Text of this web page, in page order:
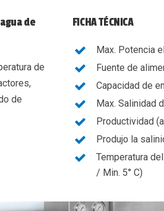
de
de
de
FICHA TÉCNICA
Max. Potencia
Fuente de
Capacidad de
Max. Salinidad
Productividad
Produjo la
Temperatura
/ Min. 5° C)